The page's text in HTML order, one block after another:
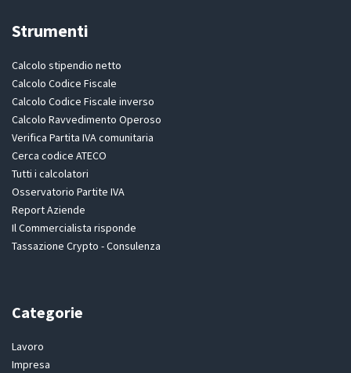
Strumenti
Calcolo stipendio netto
Calcolo Codice Fiscale
Calcolo Codice Fiscale inverso
Calcolo Ravvedimento Operoso
Verifica Partita IVA comunitaria
Cerca codice ATECO
Tutti i calcolatori
Osservatorio Partite IVA
Report Aziende
Il Commercialista risponde
Tassazione Crypto - Consulenza
Categorie
Lavoro
Impresa